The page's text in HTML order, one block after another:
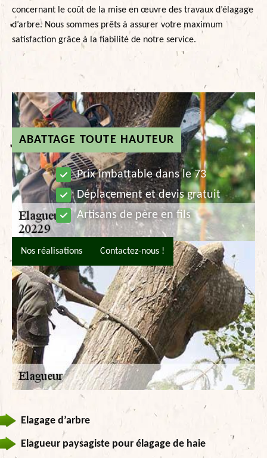
ABATTAGE TOUTE HAUTEUR
Prix imbattable dans le 73
Déplacement et devis gratuit
Artisans de père en fils
Nos réalisations Contactez-nous !
concernant le coût de la mise en œuvre des travaux d’élagage
d’arbre. Nous sommes prêts à assurer votre maximum
satisfaction grâce à la fiabilité de notre service.
Elagage d’arbre
Elagueur paysagiste pour élagage de haie